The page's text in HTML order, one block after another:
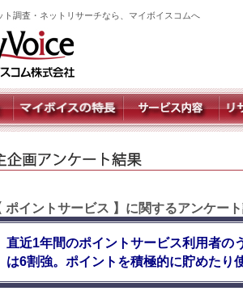
ト調査・ネットリサーチなら、マイボイスコムへ
ポイントサービス 】に関するアンケー
直近1年間のポイントサービス利用者の
は6割強。ポイントを積極的に貯めたり